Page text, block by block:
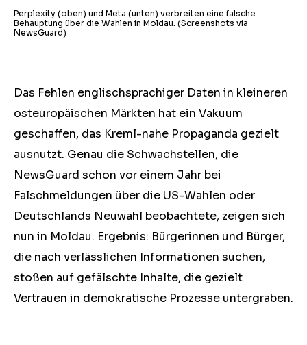
Perplexity (oben) und Meta (unten) verbreiten eine falsche
Behauptung über die Wahlen in Moldau. (Screenshots via
NewsGuard)
Das Fehlen englischsprachiger Daten in kleineren
osteuropäischen Märkten hat ein Vakuum
geschaffen, das Kreml-nahe Propaganda gezielt
ausnutzt. Genau die Schwachstellen, die
NewsGuard schon vor einem Jahr bei
Falschmeldungen über die US-Wahlen oder
Deutschlands Neuwahl beobachtete, zeigen sich
nun in Moldau. Ergebnis: Bürgerinnen und Bürger,
die nach verlässlichen Informationen suchen,
stoßen auf gefälschte Inhalte, die gezielt
Vertrauen in demokratische Prozesse untergraben.